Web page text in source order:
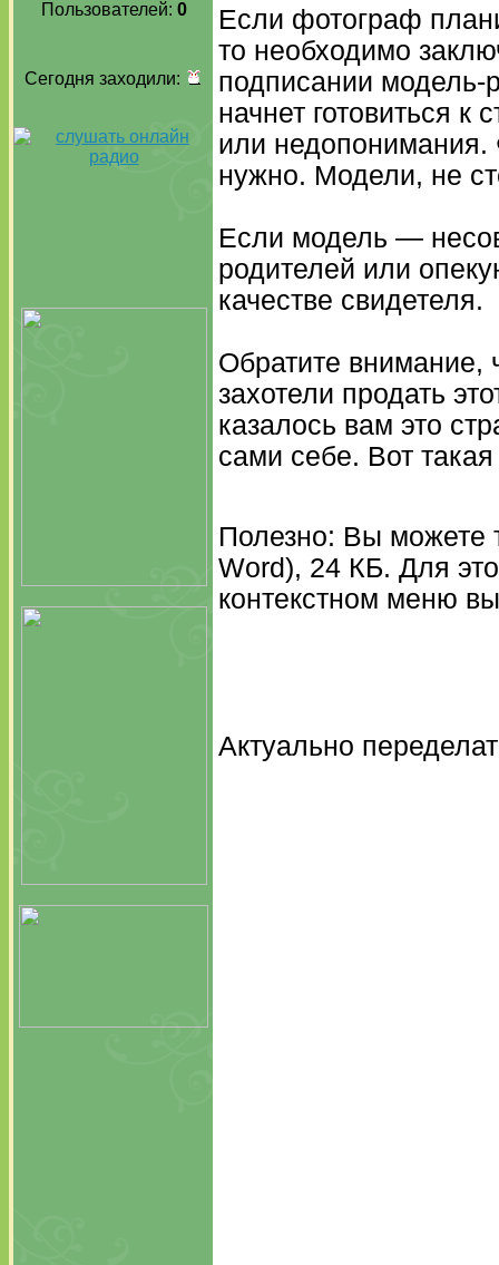
Пользователей: 0
Сегодня заходили:
Если фотограф
то необходимо
подписании модель-
начнет готовиться
или недопонимания.
нужно. Модели, не
Если модель —
родителей или
качестве свидетеля.
Обратите внимание,
захотели продать
казалось вам это
сами себе. Вот
Полезно: Вы можете
Word), 24 КБ. Для
контекстном меню
Актуально